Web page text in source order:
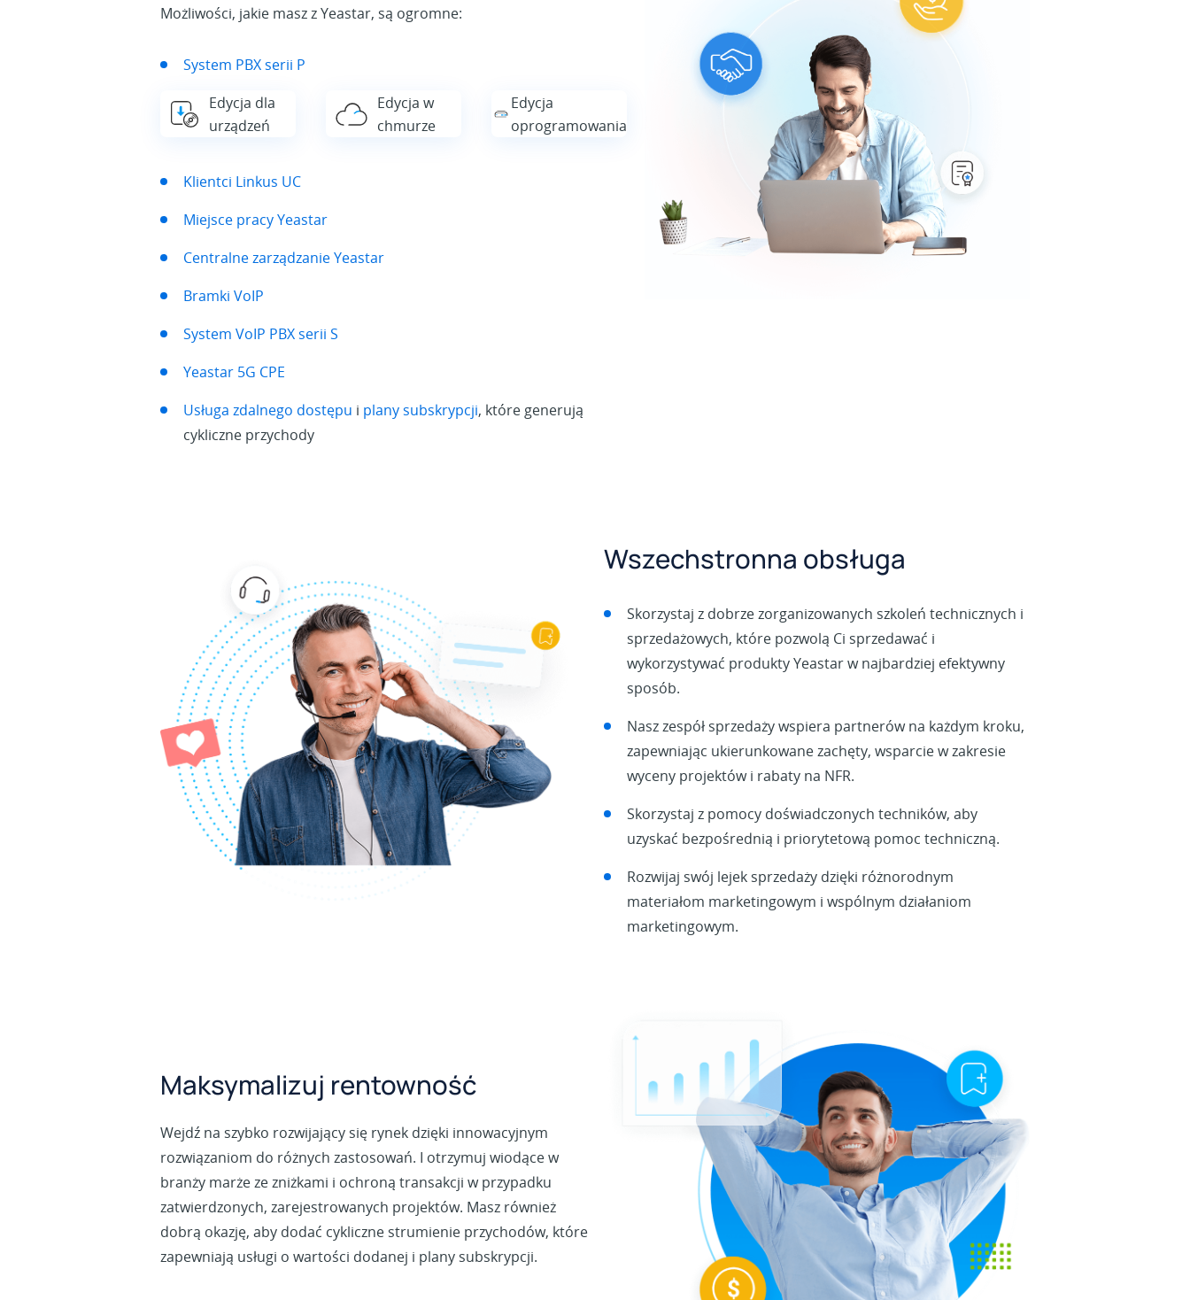
Możliwości, jakie masz z Yeastar, są ogromne:
System PBX serii P
Edycja dla
urządzeń
Edycja w
chmurze
Edycja
oprogramowania
Klientci Linkus UC
Miejsce pracy Yeastar
Centralne zarządzanie Yeastar
Bramki VoIP
System VoIP PBX serii S
Yeastar 5G CPE
Usługa zdalnego dostępu i plany subskrypcji, które generują
cykliczne przychody
Wszechstronna obsługa
Skorzystaj z dobrze zorganizowanych szkoleń technicznych i
sprzedażowych, które pozwolą Ci sprzedawać i
wykorzystywać produkty Yeastar w najbardziej efektywny
sposób.
Nasz zespół sprzedaży wspiera partnerów na każdym kroku,
zapewniając ukierunkowane zachęty, wsparcie w zakresie
wyceny projektów i rabaty na NFR.
Skorzystaj z pomocy doświadczonych techników, aby
uzyskać bezpośrednią i priorytetową pomoc techniczną.
Rozwijaj swój lejek sprzedaży dzięki różnorodnym
materiałom marketingowym i wspólnym działaniom
marketingowym.
Maksymalizuj rentowność
Wejdź na szybko rozwijający się rynek dzięki innowacyjnym
rozwiązaniom do różnych zastosowań. I otrzymuj wiodące w
branży marże ze zniżkami i ochroną transakcji w przypadku
zatwierdzonych, zarejestrowanych projektów. Masz również
dobrą okazję, aby dodać cykliczne strumienie przychodów, które
zapewniają usługi o wartości dodanej i plany subskrypcji.